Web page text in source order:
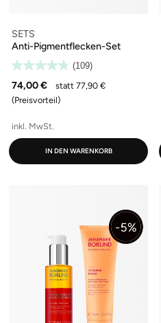
SETS
Anti-Pigmentflecken-Set
(109)
74,00 €
statt 77,90 €
(Preisvorteil)
inkl. MwSt.
IN DEN WARENKORB